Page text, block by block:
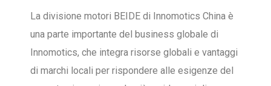
La divisione motori BEIDE di Innomotics China è
una parte importante del business globale di
Innomotics, che integra risorse globali e vantaggi
di marchi locali per rispondere alle esigenze del